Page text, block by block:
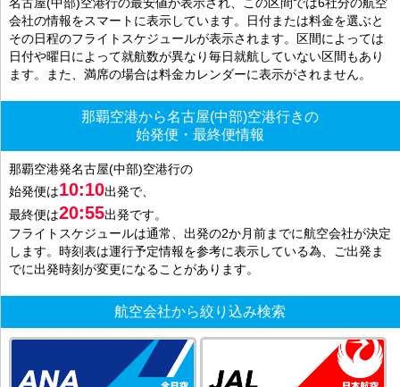
会社の情報をスマートに表示しています。日付または料金を選ぶと
その日程のフライトスケジュールが表示されます。区間によっては
日付や曜日によって就航数が異なり毎日就航していない区間もあり
ます。また、満席の場合は料金カレンダーに表示がされません。
那覇空港から名古屋(中部)空港行きの
始発便・最終便情報
那覇空港発名古屋(中部)空港行の
始発便は10:10出発で、
最終便は20:55出発です。
フライトスケジュールは通常、出発の2か月前までに航空会社が決定
します。時刻表は運行予定情報を参考に表示している為、ご出発ま
でに出発時刻が変更になることがあります。
航空会社から絞り込み検索